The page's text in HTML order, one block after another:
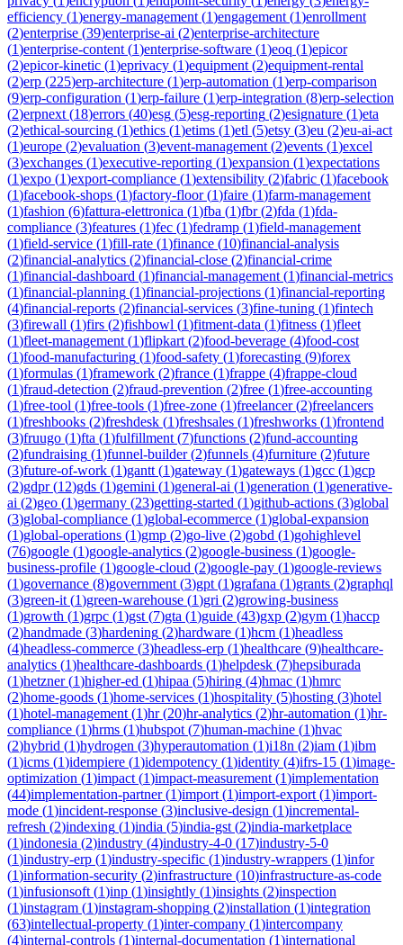
efficiency (1)energy-management (1)engagement (1)enrollment
(2)enterprise (39)enterprise-ai (2)enterprise-architecture
(1)enterprise-content (1)enterprise-software (1)eoq (1)epicor
(2)epicor-kinetic (1)eprivacy (1)equipment (2)equipment-rental
(2)erp (225)erp-architecture (1)erp-automation (1)erp-comparison
(9)erp-configuration (1)erp-failure (1)erp-integration (8)erp-selection
(2)erpnext (18)errors (40)esg (5)esg-reporting (2)esignature (1)eta
(2)ethical-sourcing (1)ethics (1)etims (1)etl (5)etsy (3)eu (2)eu-ai-act
(1)europe (2)evaluation (3)event-management (2)events (1)excel
(3)exchanges (1)executive-reporting (1)expansion (1)expectations
(1)expo (1)export-compliance (1)extensibility (2)fabric (1)facebook
(1)facebook-shops (1)factory-floor(1)faire (1)farm-management
(1)fashion (6)fattura-elettronica (1)fba (1)fbr(2)fda (1)fda-
compliance (3)features (1)fec (1)fedramp (1)field-management
(1)field-service (1)fill-rate (1)finance (10)financial-analysis
(2)financial-analytics (2)financial-close (2)financial-crime
(1)financial-dashboard (1)financial-management (1)financial-metrics
(1)financial-planning (1)financial-projections (1)financial-reporting
(4)financial-reports (2)financial-services (3)fine-tuning (1)fintech
(3)firewall (1)firs (2)fishbowl (1)fitment-data (1)fitness (1)fleet
(1)fleet-management (1)flipkart (2)food-beverage (4)food-cost
(1)food-manufacturing (1)food-safety (1)forecasting (9)forex
(1)formulas (1)framework (2)france (1)frappe (4)frappe-cloud
(1)fraud-detection (2)fraud-prevention (2)free (1)free-accounting
(1)free-tool (1)free-tools (1)free-zone (1)freelancer(2)freelancers
(1)freshbooks (2)freshdesk (1)freshsales (1)freshworks (1)frontend
(3)fruugo (1)fta (1)fulfillment (7)functions (2)fund-accounting
(2)fundraising (1)funnel-builder(2)funnels (4)furniture (2)future
(3)future-of-work (1)gantt (1)gateway (1)gateways (1)gcc (1)gcp
(2)gdpr(12)gds (1)gemini (1)general-ai (1)generation (1)generative-
ai (2)geo (1)germany (23)getting-started (1)github-actions (3)global
(3)global-compliance (1)global-ecommerce (1)global-expansion
(1)global-operations (1)gmp (2)go-live (2)gobd (1)gohighlevel
(76)google (1)google-analytics (2)google-business (1)google-
business-profile (1)google-cloud (2)google-pay (1)google-reviews
(1)governance (8)government (3)gpt (1)grafana (1)grants (2)graphql
(3)green-it (1)green-warehouse (1)gri (2)growing-business
(1)growth (1)grpc (1)gst (7)gta (1)guide (43)gxp (2)gym (1)haccp
(2)handmade (3)hardening (2)hardware (1)hcm (1)headless
(4)headless-commerce (3)headless-erp (1)healthcare (9)healthcare-
analytics (1)healthcare-dashboards (1)helpdesk (7)hepsiburada
(1)hetzner(1)higher-ed (1)hipaa (5)hiring (4)hmac (1)hmrc
(2)home-goods (1)home-services (1)hospitality (5)hosting (3)hotel
(1)hotel-management (1)hr(20)hr-analytics (2)hr-automation (1)hr-
compliance (1)hrms (1)hubspot (7)human-machine (1)hvac
(2)hybrid (1)hydrogen (3)hyperautomation (1)i18n (2)iam (1)ibm
(1)icms (1)idempiere (1)idempotency (1)identity (4)ifrs-15 (1)image-
optimization (1)impact (1)impact-measurement (1)implementation
(44)implementation-partner(1)import (1)import-export (1)import-
mode (1)incident-response (3)inclusive-design (1)incremental-
refresh (2)indexing (1)india (5)india-gst (2)india-marketplace
(1)indonesia (2)industry (4)industry-4-0 (17)industry-5-0
(1)industry-erp (1)industry-specific (1)industry-wrappers (1)infor
(1)information-security (2)infrastructure (10)infrastructure-as-code
(1)infusionsoft (1)inp (1)insightly (1)insights (2)inspection
(1)instagram (1)instagram-shopping (2)installation (1)integration
(63)intellectual-property (1)inter-company (1)intercompany
(4)internal-controls (1)internal-documentation (1)international